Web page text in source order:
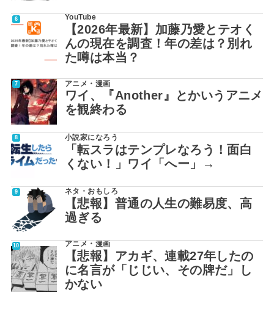
YouTube
【2026年最新】加藤乃愛とテオく
んの現在を調査！年の差は？別れ
た噂は本当？
アニメ・漫画
ワイ、『Another』とかいうアニメ
を観終わる
小説家になろう
「転スラはテンプレなろう！面白
くない！」ワイ「へー」→
ネタ・おもしろ
【悲報】普通の人生の難易度、高
過ぎる
アニメ・漫画
【悲報】アカギ、連載27年したの
に名言が「じじい、その牌だ」し
かない